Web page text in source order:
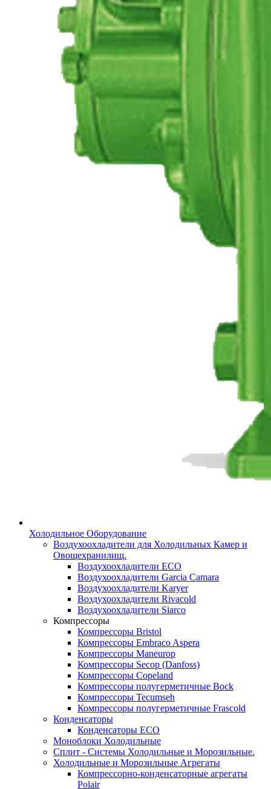
Холодильное Оборудование
Воздухоохладители для Холодильных Камер и
Овощехранилищ.
Воздухоохладители ECO
Воздухоохладители Garcia Camara
Воздухоохладители Karyer
Воздухоохладители Rivacold
Воздухоохладители Siarco
Компрессоры
Компрессоры Bristol
Компрессоры Embraco Aspera
Компрессоры Maneurop
Компрессоры Secop (Danfoss)
Компрессоры Copeland
Компрессоры полугерметичные Bock
Компрессоры Tecumseh
Компрессоры полугерметичные Frascold
Конденсаторы
Конденсаторы ECO
Моноблоки Холодильные
Сплит - Системы Холодильные и Морозильные.
Холодильные и Морозильные Агрегаты
Компрессорно-конденсаторные агрегаты
Polair